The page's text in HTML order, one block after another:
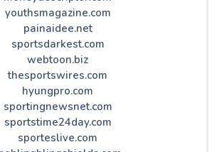
youthsmagazine.com
painaidee.net
sportsdarkest.com
webtoon.biz
thesportswires.com
hyungpro.com
sportingnewsnet.com
sportstime24day.com
sporteslive.com